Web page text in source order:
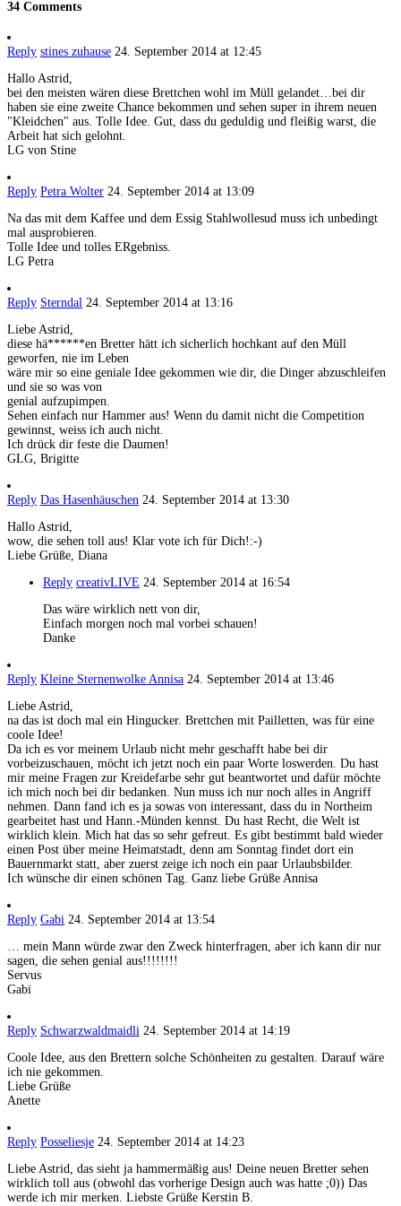
34 Comments
Reply stines zuhause 24. September 2014 at 12:45
Hallo Astrid,
bei den meisten wären diese Brettchen wohl im Müll gelandet…bei dir
haben sie eine zweite Chance bekommen und sehen super in ihrem neuen
"Kleidchen" aus. Tolle Idee. Gut, dass du geduldig und fleißig warst, die
Arbeit hat sich gelohnt.
LG von Stine
Reply Petra Wolter 24. September 2014 at 13:09
Na das mit dem Kaffee und dem Essig Stahlwollesud muss ich unbedingt
mal ausprobieren.
Tolle Idee und tolles ERgebniss.
LG Petra
Reply Sterndal 24. September 2014 at 13:16
Liebe Astrid,
diese hä******en Bretter hätt ich sicherlich hochkant auf den Müll
geworfen, nie im Leben
wäre mir so eine geniale Idee gekommen wie dir, die Dinger abzuschleifen
und sie so was von
genial aufzupimpen.
Sehen einfach nur Hammer aus! Wenn du damit nicht die Competition
gewinnst, weiss ich auch nicht.
Ich drück dir feste die Daumen!
GLG, Brigitte
Reply Das Hasenhäuschen 24. September 2014 at 13:30
Hallo Astrid,
wow, die sehen toll aus! Klar vote ich für Dich!:-)
Liebe Grüße, Diana
Reply creativLIVE 24. September 2014 at 16:54
Das wäre wirklich nett von dir,
Einfach morgen noch mal vorbei schauen!
Danke
Reply Kleine Sternenwolke Annisa 24. September 2014 at 13:46
Liebe Astrid,
na das ist doch mal ein Hingucker. Brettchen mit Pailletten, was für eine
coole Idee!
Da ich es vor meinem Urlaub nicht mehr geschafft habe bei dir
vorbeizuschauen, möcht ich jetzt noch ein paar Worte loswerden. Du hast
mir meine Fragen zur Kreidefarbe sehr gut beantwortet und dafür möchte
ich mich noch bei dir bedanken. Nun muss ich nur noch alles in Angriff
nehmen. Dann fand ich es ja sowas von interessant, dass du in Northeim
gearbeitet hast und Hann.-Münden kennst. Du hast Recht, die Welt ist
wirklich klein. Mich hat das so sehr gefreut. Es gibt bestimmt bald wieder
einen Post über meine Heimatstadt, denn am Sonntag findet dort ein
Bauernmarkt statt, aber zuerst zeige ich noch ein paar Urlaubsbilder.
Ich wünsche dir einen schönen Tag. Ganz liebe Grüße Annisa
Reply Gabi 24. September 2014 at 13:54
… mein Mann würde zwar den Zweck hinterfragen, aber ich kann dir nur
sagen, die sehen genial aus!!!!!!!!
Servus
Gabi
Reply Schwarzwaldmaidli 24. September 2014 at 14:19
Coole Idee, aus den Brettern solche Schönheiten zu gestalten. Darauf wäre
ich nie gekommen.
Liebe Grüße
Anette
Reply Posseliesje 24. September 2014 at 14:23
Liebe Astrid, das sieht ja hammermäßig aus! Deine neuen Bretter sehen
wirklich toll aus (obwohl das vorherige Design auch was hatte ;0)) Das
werde ich mir merken. Liebste Grüße Kerstin B.